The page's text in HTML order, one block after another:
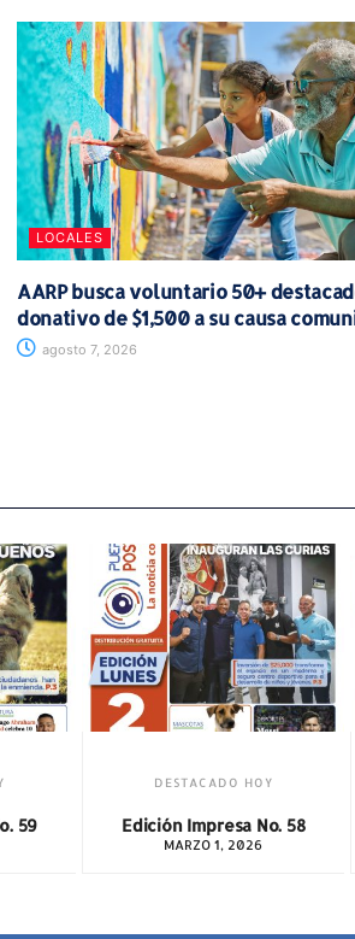
LOCALES
AARP busca voluntario 50+
donativo de $1,500 a su causa
agosto 7, 2026
Edición Impresa No. 58 Edición